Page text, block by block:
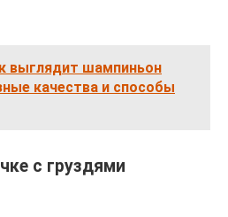
выглядит шампиньон
качества и способы
с груздями